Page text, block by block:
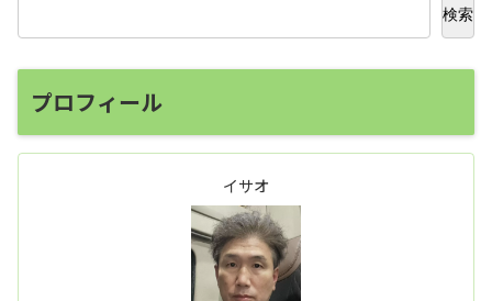
検索
プロフィール
イサオ